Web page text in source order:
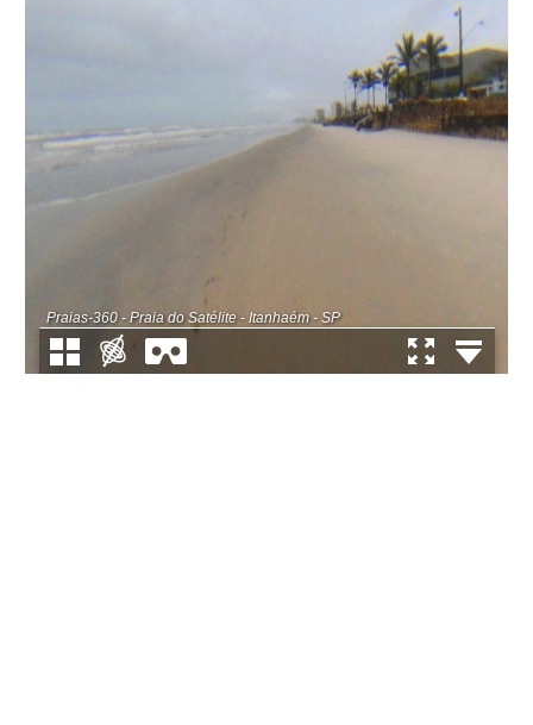
Praias-360 - Praia do Satélite - Itanhaém - SP